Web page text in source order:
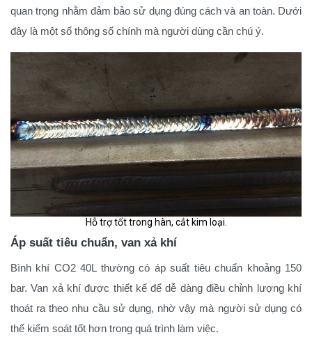
quan trọng nhằm đảm bảo sử dụng đúng cách và an toàn. Dưới
đây là một số thông số chính mà người dùng cần chú ý.
Hỗ trợ tốt trong hàn, cắt kim loại.
Áp suất tiêu chuẩn, van xả khí
Bình khí CO2 40L thường có áp suất tiêu chuẩn khoảng 150
bar. Van xả khí được thiết kế để dễ dàng điều chỉnh lượng khí
thoát ra theo nhu cầu sử dụng, nhờ vậy mà người sử dụng có
thể kiểm soát tốt hơn trong quá trình làm việc.